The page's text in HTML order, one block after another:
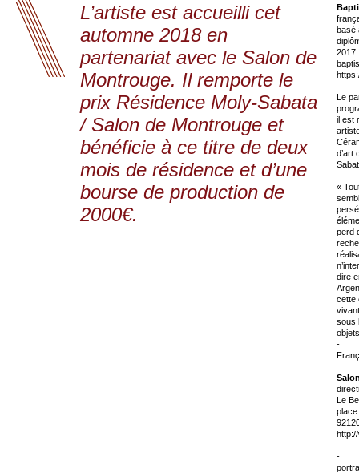
L’artiste est accueilli cet
automne 2018 en
partenariat avec le Salon de
Montrouge. Il remporte le
prix Résidence Moly-Sabata
/ Salon de Montrouge et
bénéficie à ce titre de deux
mois de résidence et d’une
bourse de production de
2000€.
basé
2017
Le
il est
d’art
«
perd
dire
cette
sous
-
Le
place
-